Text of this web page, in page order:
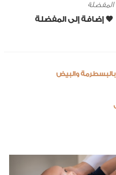
المفضلة
والبيض